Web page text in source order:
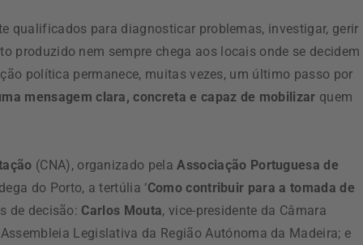
qualificados para diagnosticar problemas, investigar, gerir
produzido nem sempre chega aos locais onde se decidem
política permanece, muitas vezes, um último passo por
mensagem clara, concreta e capaz de mobilizar quem
(CNA), organizado pelaAssociação Portuguesa de
do Porto, a tertúlia ‘Como contribuir para a tomada de
de decisão: Carlos Mouta, vice-presidente da Câmara
Legislativa da Região Autónoma da Madeira; e